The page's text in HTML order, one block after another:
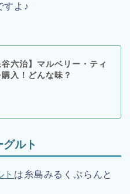
すよ♪
谷六治】マルベリー・ティ
購入！どんな味？
ルト
は糸島みるくぷらんと